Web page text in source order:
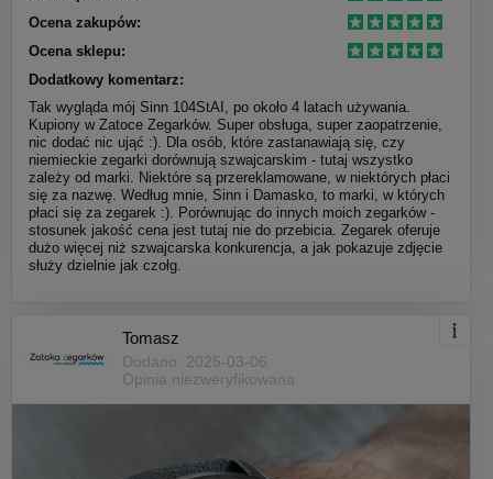
Ocena zakupów:
Ocena sklepu:
Dodatkowy komentarz:
Tak wygląda mój Sinn 104StAI, po około 4 latach używania.
Kupiony w Zatoce Zegarków. Super obsługa, super zaopatrzenie,
nic dodać nic ująć :). Dla osób, które zastanawiają się, czy
niemieckie zegarki dorównują szwajcarskim - tutaj wszystko
zależy od marki. Niektóre są przereklamowane, w niektórych płaci
się za nazwę. Według mnie, Sinn i Damasko, to marki, w których
płaci się za zegarek :). Porównując do innych moich zegarków -
stosunek jakość cena jest tutaj nie do przebicia. Zegarek oferuje
dużo więcej niż szwajcarska konkurencja, a jak pokazuje zdjęcie
służy dzielnie jak czołg.
Tomasz
Dodano: 2025-03-06
Opinia niezweryfikowana